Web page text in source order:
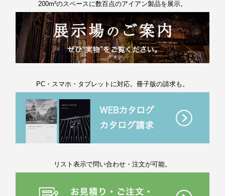
200m²のスペースに数百点のアイアン製品を展示。
PC・スマホ・タブレットに対応。冊子版の請求も。
リスト表示で問い合わせ・注文が可能。